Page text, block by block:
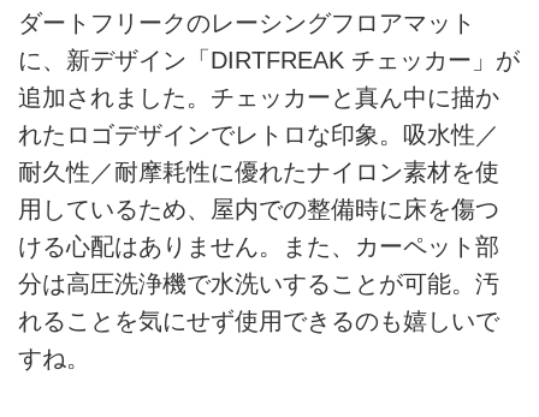
ダートフリークのレーシングフロアマット
に、新デザイン「DIRTFREAK チェッカー」が
追加されました。チェッカーと真ん中に描か
れたロゴデザインでレトロな印象。吸水性／
耐久性／耐摩耗性に優れたナイロン素材を使
用しているため、屋内での整備時に床を傷つ
ける心配はありません。また、カーペット部
分は高圧洗浄機で水洗いすることが可能。汚
れることを気にせず使用できるのも嬉しいで
すね。